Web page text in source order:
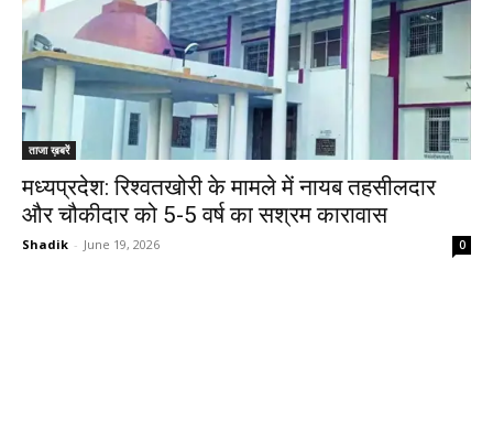
ताजा ख़बरें
मध्यप्रदेश: रिश्वतखोरी के मामले में नायब तहसीलदार
और चौकीदार को 5-5 वर्ष का सश्रम कारावास
Shadik - June 19, 2026 0